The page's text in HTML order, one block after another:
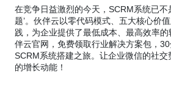
在竞争日益激烈的今天，SCRM系统已不
题’。伙伴云以零代码模式、五大核心价
践，为企业提供了最低成本、最高效率
伴云官网，免费领取行业解决方案包，
SCRM系统搭建之旅。让企业微信的社
的增长动能！